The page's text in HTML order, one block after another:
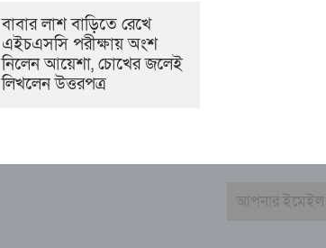
বাবার লাশ বাড়িতে রেখে
এইচএসসি পরীক্ষায় অংশ
নিলেন আয়েশা, চোখের জলেই
লিখলেন উত্তরপত্র